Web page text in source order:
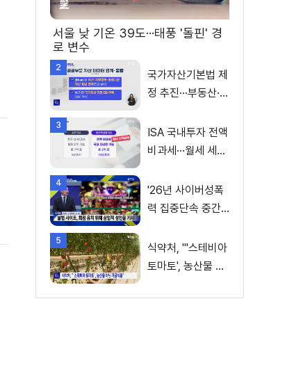
서울 낮 기온 39도···태풍 '돌핀' 경
로 변수
2
국가자산기본법 제
정 추진···부동산·주
3
ISA 국내투자 전액
비과세···월세 세액
4
'26년 사이버성폭
력 집중단속 중간
진계획은?
5
식약처, "'스테비아
토마토', 농산물 아